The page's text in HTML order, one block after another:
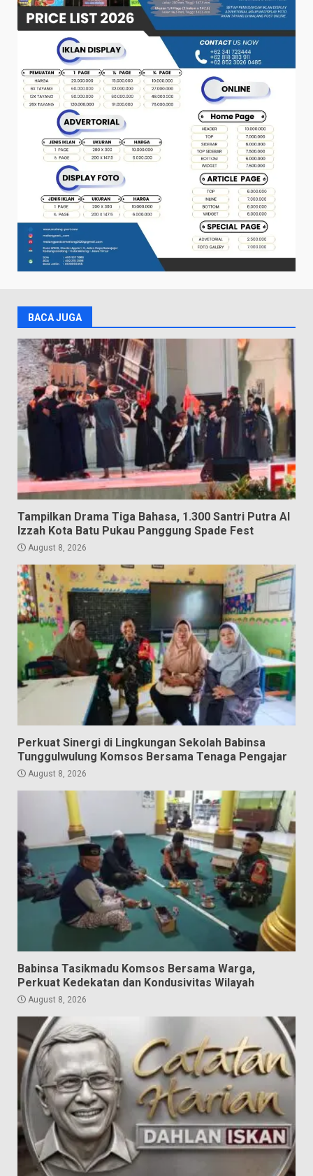
BACA JUGA
Tampilkan Drama Tiga Bahasa, 1.300 Santri Putra Al
Izzah Kota Batu Pukau Panggung Spade Fest
August 8, 2026
Perkuat Sinergi di Lingkungan Sekolah Babinsa
Tunggulwulung Komsos Bersama Tenaga Pengajar
August 8, 2026
Babinsa Tasikmadu Komsos Bersama Warga,
Perkuat Kedekatan dan Kondusivitas Wilayah
August 8, 2026